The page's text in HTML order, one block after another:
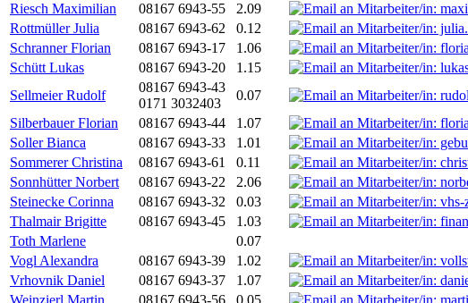
Riesch Maximilian
08167 6943-55 2.09
Rottmüller Julia
08167 6943-62 0.12
Schranner Florian
08167 6943-17 1.06
Schütt Lukas
08167 6943-20 1.15
Sellmeier Rudolf
08167 6943-43
0171 3032403
0.07
Silberbauer Florian
08167 6943-44 1.07
Soller Bianca
08167 6943-33 1.01
Sommerer Christina
08167 6943-61 0.11
Sonnhütter Norbert
08167 6943-22 2.06
Steinecke Corinna
08167 6943-32 0.03
Thalmair Brigitte
08167 6943-45 1.03
Toth Marlene
0.07
Vogl Alexandra
08167 6943-39 1.02
Vrhovnik Daniel
08167 6943-37 1.07